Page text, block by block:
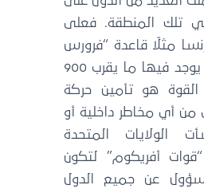
تلك المنطقة. فعلى
مثلًا قاعدة “فرورس
فرانسيس جيوبت” حيث يوجد فيها ما يقرب 900
هو تأمين حركة
من أي مخاطر داخلية أو
أنشأت الولايات المتحدة
في 2007 “قوات أفريكوم” لتكون
عن جميع الدول